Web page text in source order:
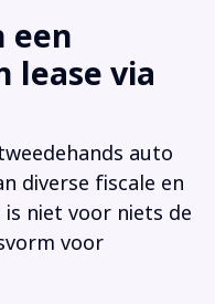
een
lease via
auto
diverse fiscale en
niet voor niets de
voor